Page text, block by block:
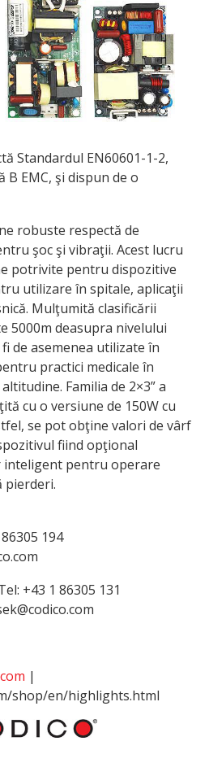
Standardul EN60601-1-2,
B EMC, şi dispun de o
robuste respectă de
şoc şi vibraţii. Acest lucru
potrivite pentru dispozitive
utilizare în spitale, aplicaţii
Mulţumită clasificării
5000m deasupra nivelului
de asemenea utilizate în
practici medicale în
Familia de 2×3” a
cu o versiune de 150W cu
se pot obţine valori de vârf
fiind opţional
pentru operare
pierderi.
194
+43 1 86305 131
|
shop/en/highlights.html